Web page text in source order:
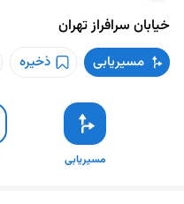
خیابان سرافرازتهران
مسیریابی ذخیره
مسیریابی